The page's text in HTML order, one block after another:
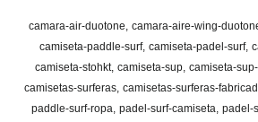
camara-air-duotone camara-aire-wing-
camiseta-paddle-surf camiseta-padel-surf
camiseta-stohkt camiseta-sup camiseta-
camisetas-surferas camisetas-surferas-
paddle-surf-ropa padel-surf-camiseta padel-